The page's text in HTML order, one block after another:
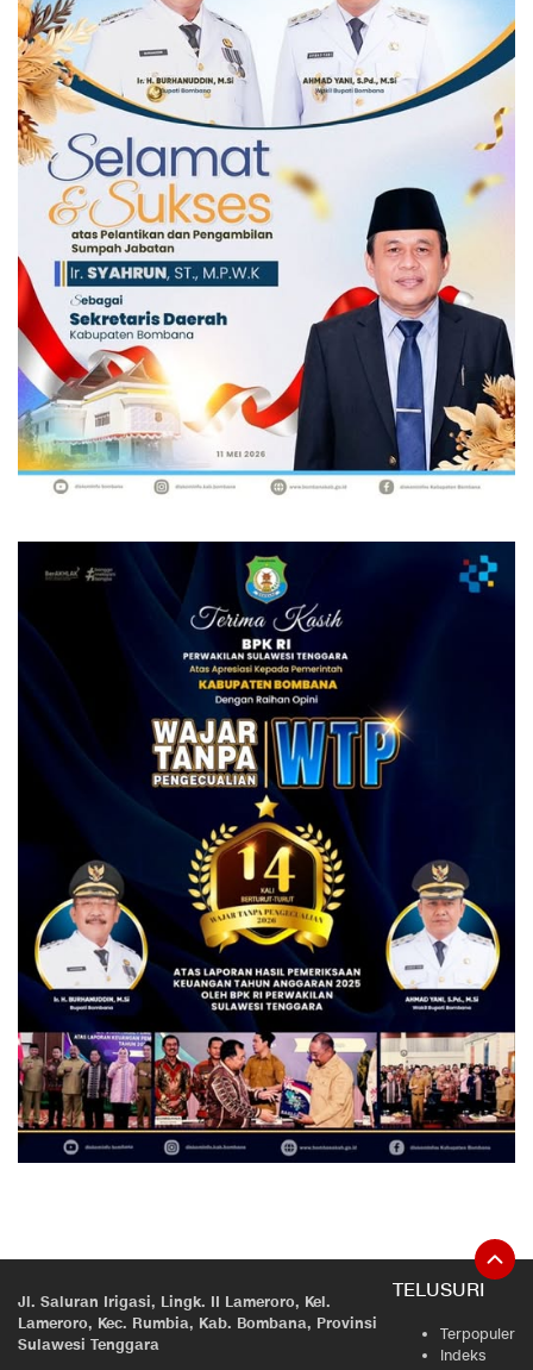
Jl. Saluran Irigasi, Lingk. II Lameroro, Kel.
Lameroro, Kec. Rumbia, Kab. Bombana, Provinsi
Sulawesi Tenggara
TELUSURI
Terpopuler
Indeks